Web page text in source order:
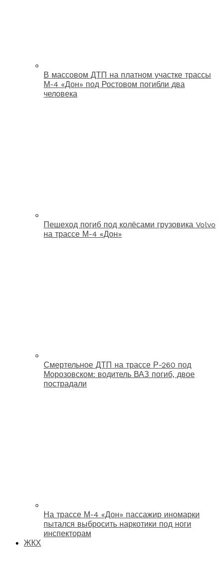
В массовом ДТП на платном участке трассы
М-4 «Дон» под Ростовом погибли два
человека
Пешеход погиб под колёсами грузовика Volvo
на трассе М-4 «Дон»
Смертельное ДТП на трассе Р-260 под
Морозовском: водитель ВАЗ погиб, двое
пострадали
На трассе М-4 «Дон» пассажир иномарки
пытался выбросить наркотики под ноги
инспекторам
ЖКХ